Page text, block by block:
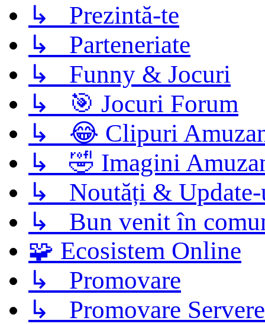
↳ Prezintă-te
↳ Parteneriate
↳ Funny & Jocuri
↳ 🎯 Jocuri Forum
↳ 😂 Clipuri
↳ 🤣 Imagini
↳ Noutăți &
↳ Bun venit în
🧩 Ecosistem Online
↳ Promovare
↳ Promovare Servere